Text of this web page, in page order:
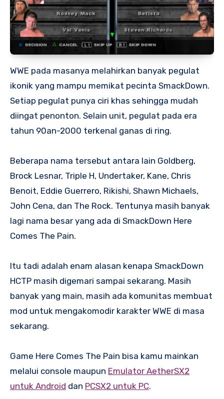
WWE pada masanya melahirkan banyak pegulat
ikonik yang mampu memikat pecinta SmackDown.
Setiap pegulat punya ciri khas sehingga mudah
diingat penonton. Selain unit, pegulat pada era
tahun 90an-2000 terkenal ganas di ring.
Beberapa nama tersebut antara lain Goldberg,
Brock Lesnar, Triple H, Undertaker, Kane, Chris
Benoit, Eddie Guerrero, Rikishi, Shawn Michaels,
John Cena, dan The Rock. Tentunya masih banyak
lagi nama besar yang ada di SmackDown Here
Comes The Pain.
Itu tadi adalah enam alasan kenapa SmackDown
HCTP masih digemari sampai sekarang. Masih
banyak yang main, masih ada komunitas membuat
mod untuk mengakomodir karakter WWE di masa
sekarang.
Game Here Comes The Pain bisa kamu mainkan
melalui console maupun Emulator AetherSX2
untuk Android dan PCSX2 untuk PC.